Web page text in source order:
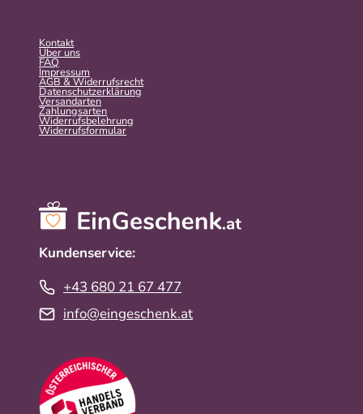
Kontakt
Über uns
FAQ
Impressum
AGB & Widerrufsrecht
Datenschutzerklärung
Versandarten
Zahlungsarten
Widerrufsbelehrung
Widerrufs­formular
Kundenservice:
+43 680 21 67 477
info@eingeschenk.at